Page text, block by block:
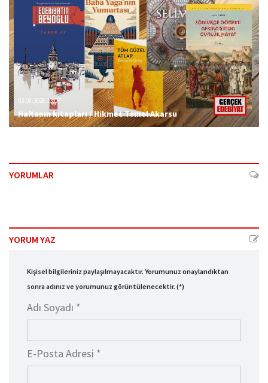
03.08.2026 13:07
Haftanın kitapları / Hikmet Temel Akarsu
YORUMLAR
YORUM YAZ
Kişisel bilgileriniz paylaşılmayacaktır. Yorumunuz onaylandıktan
sonra adınız ve yorumunuz görüntülenecektir. (*)
Adı Soyadı *
E-Posta Adresi *